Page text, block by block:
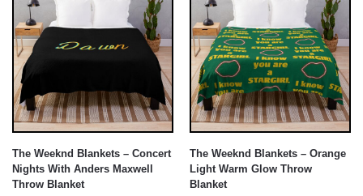
The Weeknd Blankets – Concert
Nights With Anders Maxwell
Throw Blanket
The Weeknd Blankets – Orange
Light Warm Glow Throw
Blanket